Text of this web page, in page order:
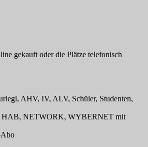
gekauft oder die Plätze telefonisch
AHV, IV, ALV, Schüler, Studenten,
HAB, NETWORK, WYBERNET mit
Abo